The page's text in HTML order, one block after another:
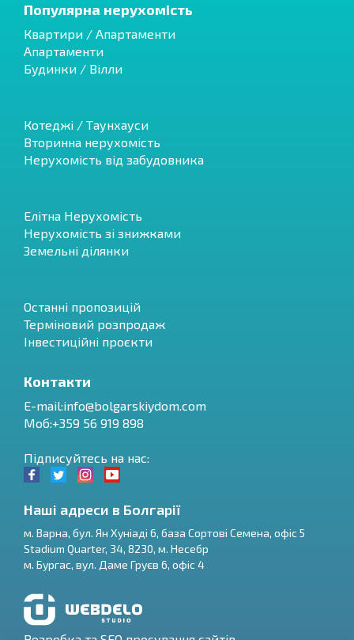
$
Популярна нерухомість
Квартири / Апартаменти
Апартаменти
Будинки / Вілли
Котеджі / Таунхауси
Вторинна нерухомість
Нерухомість від забудовника
Елітна Нерухомість
Нерухомість зі знижками
Земельні ділянки
Останні пропозицій
Терміновий розпродаж
Інвестиційні проєкти
Контакти
E-mail:info@bolgarskiydom.com
Моб:+359 56 919 898
Підписуйтесь на нас:
Наші адреси в Болгарії
м. Варна, бул. Ян Хуніаді 6, база Сортові Семена, офіс 5
Stadium Quarter, 34, 8230, м. Несебр
м. Бургас, вул. Даме Груєв 6, офіс 4